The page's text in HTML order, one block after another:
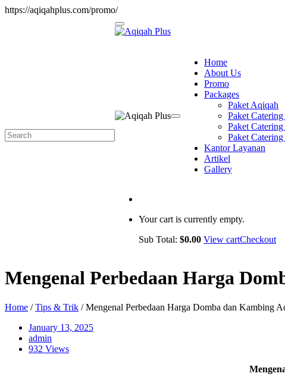
https://aqiqahplus.com/promo/
Home
About Us
Promo
Packages
Paket Aqiqah
Paket
Paket
Paket
Kantor Layanan
Artikel
Gallery
Your cart is currently empty.
Sub Total: $0.00 View cartCheckout
Mengenal Perbedaan Harga
Home /Tips & Trik / Mengenal Perbedaan Harga Domba dan Kambing
January 13, 2025
admin
932 Views